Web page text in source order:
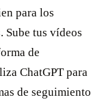
para los
Sube tus vídeos
de
ChatGPT para
de seguimiento